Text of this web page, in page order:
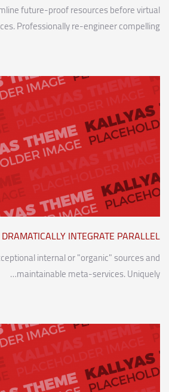
future-proof resources before virtual
Professionally re-engineer compelling…
DRAMATICALLY INTEGRATE PARALLEL
internal or "organic" sources and
maintainable meta-services. Uniquely…